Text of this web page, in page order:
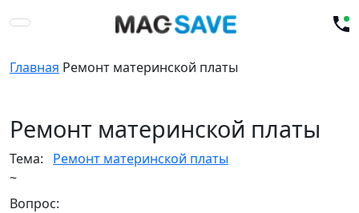
Главная Ремонт материнской платы
Ремонт материнской платы
Тема:
Ремонт материнской платы
~
Вопрос: